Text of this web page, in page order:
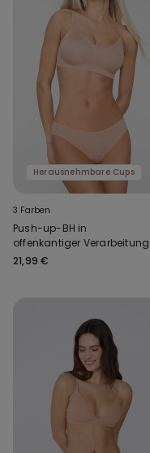
Herausnehmbare Cups
3 Farben
Push-up-BH in
offenkantiger Verarbeitung
Natural Lifting Plus
21,99 €